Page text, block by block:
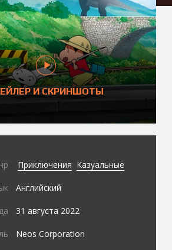
И СКРИНШОТЫ
Приключения Казуальные
Английский
31 августа 2022
Neos Corporation